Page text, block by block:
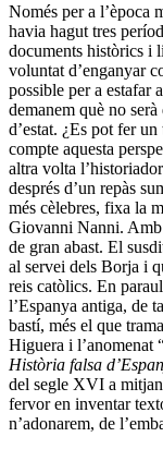
Només per a l’època
havia hagut tres
documents històrics i
voluntat d’enganyar
possible per a estafar
demanem què no
d’estat. ¿Es pot fer
compte aquesta
altra volta
després d’un repàs
més cèlebres, fixa la
Giovanni Nanni. Amb
de gran abast. El
al servei dels Borja i
reis catòlics. En
l’Espanya antiga, de
bastí, més el que
Higuera i l’anomenat
Història falsa
del segle XVI a
fervor en inventar
n’adonarem, de